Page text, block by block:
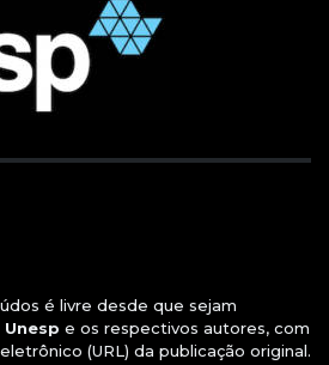
é livre desde que sejam
e os respectivos autores, com
(URL) da publicação original.